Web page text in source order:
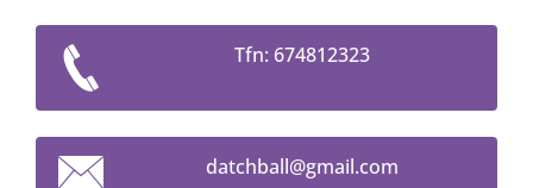
Tfn: 674812323
datchball@gmail.com